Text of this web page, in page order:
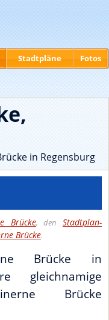
in Regensburg
Brücke, denStadtplan-
Brücke.
Brücke in
gleichnamige
Brücke
Stadtpläne Fotos